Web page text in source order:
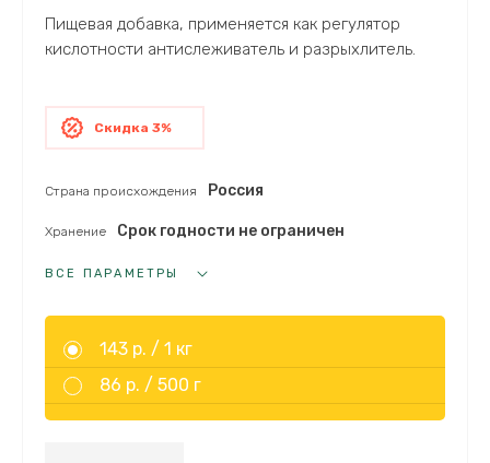
Пищевая добавка, применяется как регулятор
кислотности антислеживатель и разрыхлитель.
Скидка 3%
Страна происхождения Россия
Хранение Срок годности не ограничен
ВСЕ ПАРАМЕТРЫ
143 р. / 1 кг
86 р. / 500 г